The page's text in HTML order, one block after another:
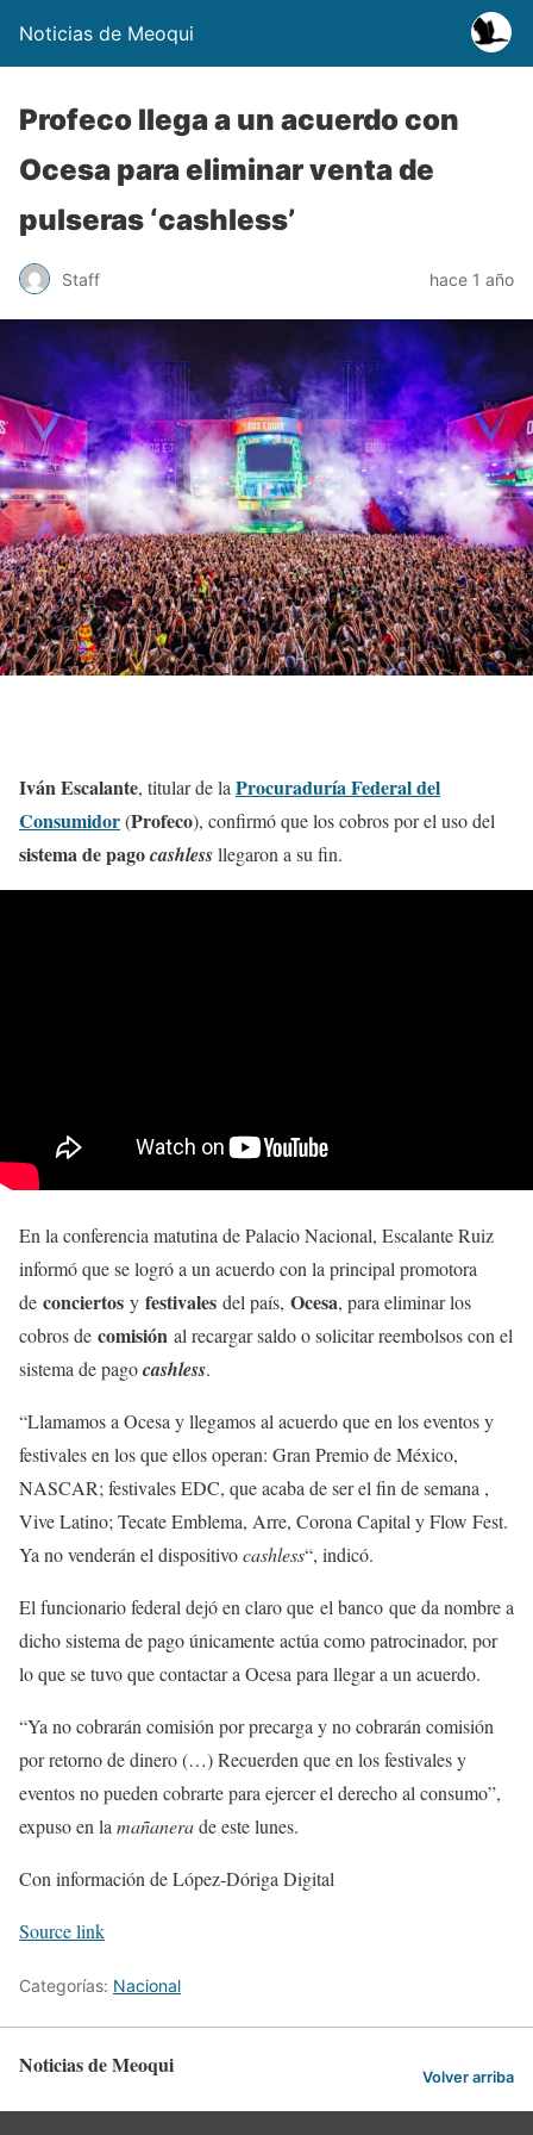
Noticias de Meoqui
Profeco llega a un acuerdo con
Ocesa para eliminar venta de
pulseras ‘cashless’
Staff hace 1 año
Iván Escalante, titular de la Procuraduría Federal del
Consumidor(Profeco), confirmó que los cobros por el uso del
sistema de pagocashlessllegaron a su fin.
En la conferencia matutina de Palacio Nacional, Escalante Ruiz
informó que se logró a un acuerdo con la principal promotora
de conciertos y festivales del país, Ocesa, para eliminar los
cobros de comisión al recargar saldo o solicitar reembolsos con el
sistema de pagocashless.
“Llamamos a Ocesa y llegamos al acuerdo que en los eventos y
festivales en los que ellos operan: Gran Premio de México,
NASCAR; festivales EDC, que acaba de ser el fin de semana ,
Vive Latino; Tecate Emblema, Arre, Corona Capital y Flow Fest.
Ya no venderán el dispositivocashless“, indicó.
El funcionario federal dejó en claro que el banco que da nombre a
dicho sistema de pago únicamente actúa como patrocinador, por
lo que se tuvo que contactar a Ocesa para llegar a un acuerdo.
“Ya no cobrarán comisión por precarga y no cobrarán comisión
por retorno de dinero (…) Recuerden que en los festivales y
eventos no pueden cobrarte para ejercer el derecho al consumo”,
expuso en la mañanerade este lunes.
Con información de López-Dóriga Digital
Source link
Categorías: Nacional
Noticias de Meoqui Volver arriba